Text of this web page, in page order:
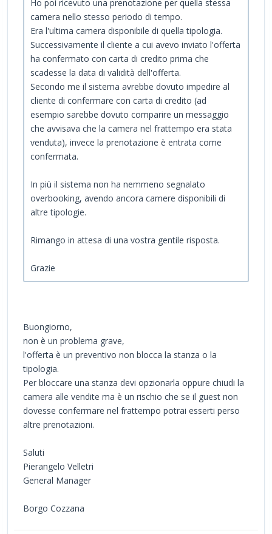
Ho poi ricevuto una prenotazione per quella stessa
camera nello stesso periodo di tempo.
Era l'ultima camera disponibile di quella tipologia.
Successivamente il cliente a cui avevo inviato l'offerta
ha confermato con carta di credito prima che
scadesse la data di validità dell'offerta.
Secondo me il sistema avrebbe dovuto impedire al
cliente di confermare con carta di credito (ad
esempio sarebbe dovuto comparire un messaggio
che avvisava che la camera nel frattempo era stata
venduta), invece la prenotazione è entrata come
confermata.
In più il sistema non ha nemmeno segnalato
overbooking, avendo ancora camere disponibili di
altre tipologie.
Rimango in attesa di una vostra gentile risposta.
Grazie
Buongiorno,
non è un problema grave,
l'offerta è un preventivo non blocca la stanza o la
tipologia.
Per bloccare una stanza devi opzionarla oppure chiudi la
camera alle vendite ma è un rischio che se il guest non
dovesse confermare nel frattempo potrai esserti perso
altre prenotazioni.
Saluti
Pierangelo Velletri
General Manager
Borgo Cozzana